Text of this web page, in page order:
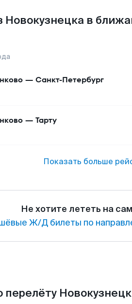
Новокузнецка в
— Санкт-Петербург
— Тарту
Показать больше
Не хотите лететь на
Ж/Д билеты по
Новокузнецк